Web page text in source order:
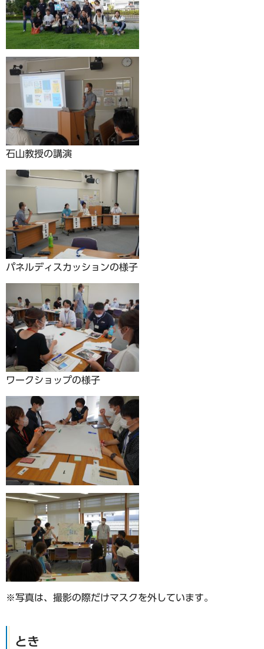
石山教授の講演
パネルディスカッションの様子
ワークショップの様子
※写真は、撮影の際だけマスクを外しています。
とき